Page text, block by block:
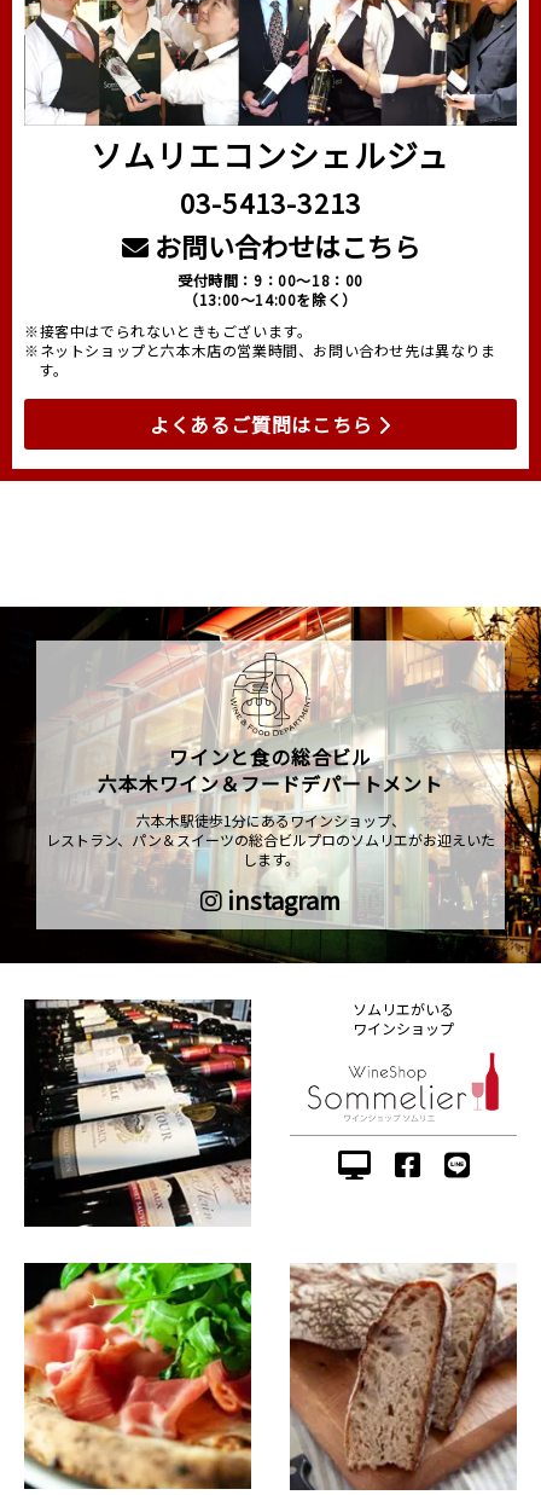
ソムリエコンシェルジュ
03-5413-3213
お問い合わせはこちら
受付時間：9：00～18：00
（13:00～14:00を除く）
※接客中はでられないときもございます。
※ネットショップと六本木店の営業時間、お問い合わせ先は異なりま
す。
よくあるご質問はこちら
ワインと食の総合ビル
六本木ワイン＆フードデパートメント
六本木駅徒歩1分にあるワインショップ、
レストラン、パン＆スイーツの総合ビルプロのソムリエがお迎えいた
します。
instagram
ソムリエがいる
ワインショップ